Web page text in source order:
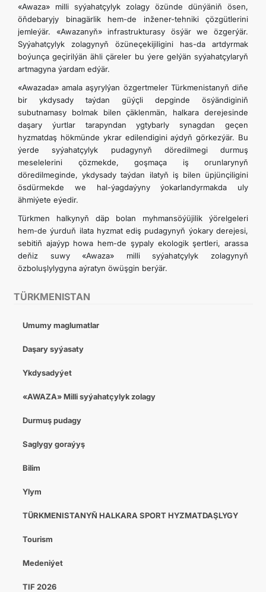
TÜRKMENISTAN
Umumy maglumatlar
Daşary syýasaty
Ykdysadyýet
«AWAZA» Milli syýahatçylyk zolagy
Durmuş pudagy
Saglygy goraýyş
Bilim
Ylym
TÜRKMENISTANYŇ HALKARA SPORT HYZMATDAŞLYGY
Tourism
Medeniýet
TIF 2026
«Awaza» milli syýahatçylyk zolagy özünde dünýäniň ösen,
öňdebaryjy binagärlik hem-de inžener-tehniki çözgütlerini
jemleýär. «Awazanyň» infrastrukturasy ösýär we özgerýär.
Syýahatçylyk zolagynyň özüneçekijiligini has-da artdyrmak
boýunça geçirilýän ähli çäreler bu ýere gelýän syýahatçylaryň
artmagyna ýardam edýär.
«Awazada» amala aşyrylýan özgertmeler Türkmenistanyň diňe
bir ykdysady taýdan güýçli depginde ösýändiginiň
subutnamasy bolmak bilen çäklenmän, halkara derejesinde
daşary ýurtlar tarapyndan ygtybarly synagdan geçen
hyzmatdaş hökmünde ykrar edilendigini aýdyň görkezýär. Bu
ýerde syýahatçylyk pudagynyň döredilmegi durmuş
meselelerini çözmekde, goşmaça iş orunlarynyň
döredilmeginde, ykdysady taýdan ilatyň iş bilen üpjünçiligini
ösdürmekde we hal-ýagdaýyny ýokarlandyrmakda uly
ähmiýete eýedir.
Türkmen halkynyň däp bolan myhmansöýüjilik ýörelgeleri
hem-de ýurduň ilata hyzmat ediş pudagynyň ýokary derejesi,
sebitiň ajaýyp howa hem-de şypaly ekologik şertleri, arassa
deňiz suwy «Awaza» milli syýahatçylyk zolagynyň
özboluşlylygyna aýratyn öwüşgin berýär.